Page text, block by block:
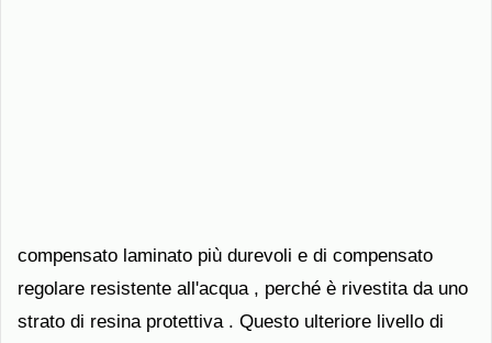
compensato laminato più durevoli e di compensato
regolare resistente all'acqua , perché è rivestita da uno
strato di resina protettiva . Questo ulteriore livello di